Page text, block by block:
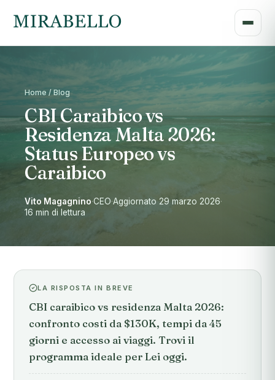
Home / Blog
CBI Caraibico vs
Residenza Malta 2026:
Status Europeo vs
Caraibico
Vito Magagnino·CEO·Aggiornato 29 marzo 2026·
16 min di lettura
LA RISPOSTA IN BREVE
CBI caraibico vs residenza Malta 2026:
confronto costi da $130K, tempi da 45
giorni e accesso ai viaggi. Trovi il
programma ideale per Lei oggi.